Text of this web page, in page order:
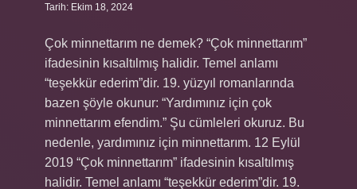
Tarih: Ekim 18, 2024
Çok minnettarım ne demek? “Çok minnettarım”
ifadesinin kısaltılmış halidir. Temel anlamı
“teşekkür ederim”dir. 19. yüzyıl romanlarında
bazen şöyle okunur: “Yardımınız için çok
minnettarım efendim.” Şu cümleleri okuruz. Bu
nedenle, yardımınız için minnettarım. 12 Eylül
2019 “Çok minnettarım” ifadesinin kısaltılmış
halidir. Temel anlamı “teşekkür ederim”dir. 19.